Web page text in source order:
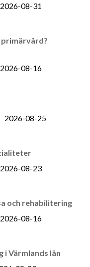
2026-08-31
2026-08-16
2026-08-25
2026-08-23
och rehabilitering
2026-08-16
Värmlands län